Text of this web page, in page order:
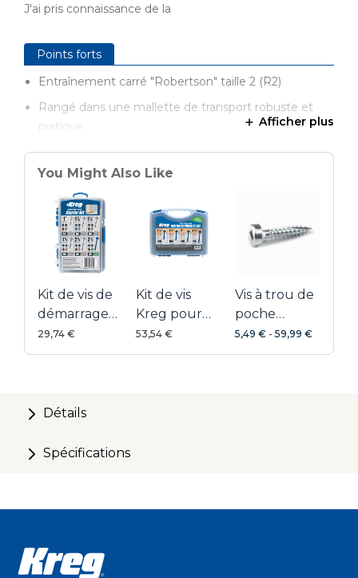
J'ai pris connaissance de la
Points forts
Entraînement carré "Robertson" taille 2 (R2)
Rangé dans une mallette de transport robuste et
pratique
Afficher plus
You Might Also Like
Kit de vis de
démarrage
Kreg
29,74 €
Kit de vis
Kreg pour
l'extérieur
53,54 €
Vis à trou de
poche
zinguées
5,49 € - 59,99 €
Détails
Spécifications